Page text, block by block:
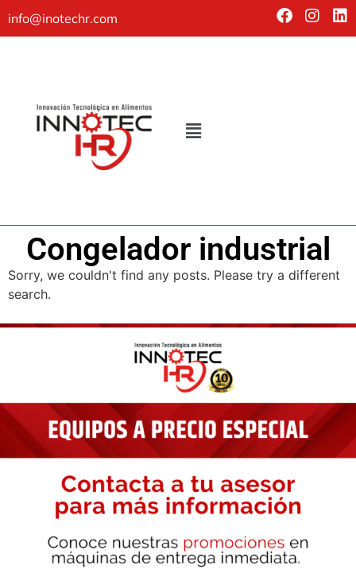
info@inotechr.com
Congelador industrial
Sorry, we couldn't find any posts. Please try a different
search.